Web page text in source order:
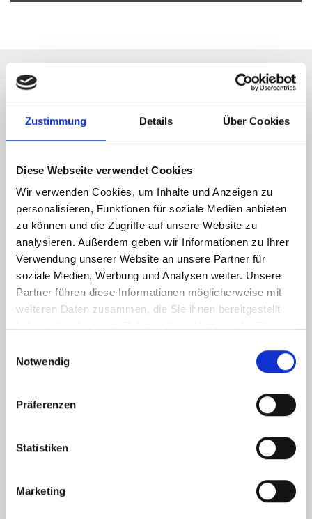
Zustimmung Details Über Cookies
Diese Webseite verwendet Cookies
Wir verwenden Cookies, um Inhalte und Anzeigen zu
personalisieren, Funktionen für soziale Medien anbieten
zu können und die Zugriffe auf unsere Website zu
analysieren. Außerdem geben wir Informationen zu Ihrer
Verwendung unserer Website an unsere Partner für
soziale Medien, Werbung und Analysen weiter. Unsere
Partner führen diese Informationen möglicherweise mit
weiteren Daten zusammen, die Sie ihnen bereitgestellt
Notwendig
Präferenzen
Statistiken
Marketing
Wir informieren Sie
automatisch über passende
zu, dass meine Angaben und Daten zur Beantwortung meiner Anfrage
elektronisch erhoben und gespeichert werden.
an info@hegerich-immobilien.de widerrufen. *